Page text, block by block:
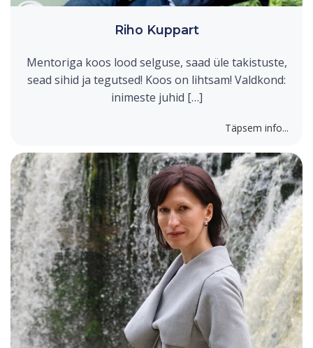
Riho Kuppart
Mentoriga koos lood selguse, saad üle takistuste,
sead sihid ja tegutsed! Koos on lihtsam! Valdkond:
inimeste juhid […]
Täpsem info...